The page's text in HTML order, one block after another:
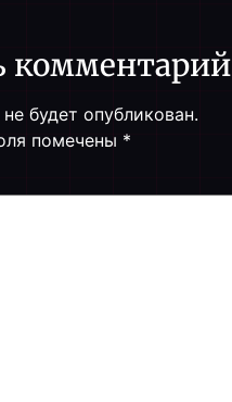
комментарий
будет опубликован.
помечены *